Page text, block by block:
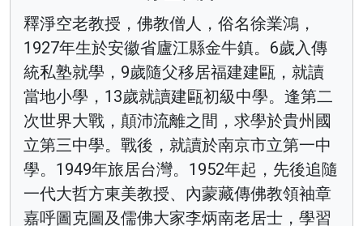
釋淨空老教授，佛教僧人，俗名徐業鴻，
1927年生於安徽省廬江縣金牛鎮。6歲入傳
統私塾就學，9歲隨父移居福建建甌，就讀
當地小學，13歲就讀建甌初級中學。逢第二
次世界大戰，顛沛流離之間，求學於貴州國
立第三中學。戰後，就讀於南京市立第一中
學。1949年旅居台灣。1952年起，先後追隨
一代大哲方東美教授、內蒙藏傳佛教領袖章
嘉呼圖克圖及儒佛大家李炳南老居士，學習